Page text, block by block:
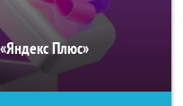
Плюс»